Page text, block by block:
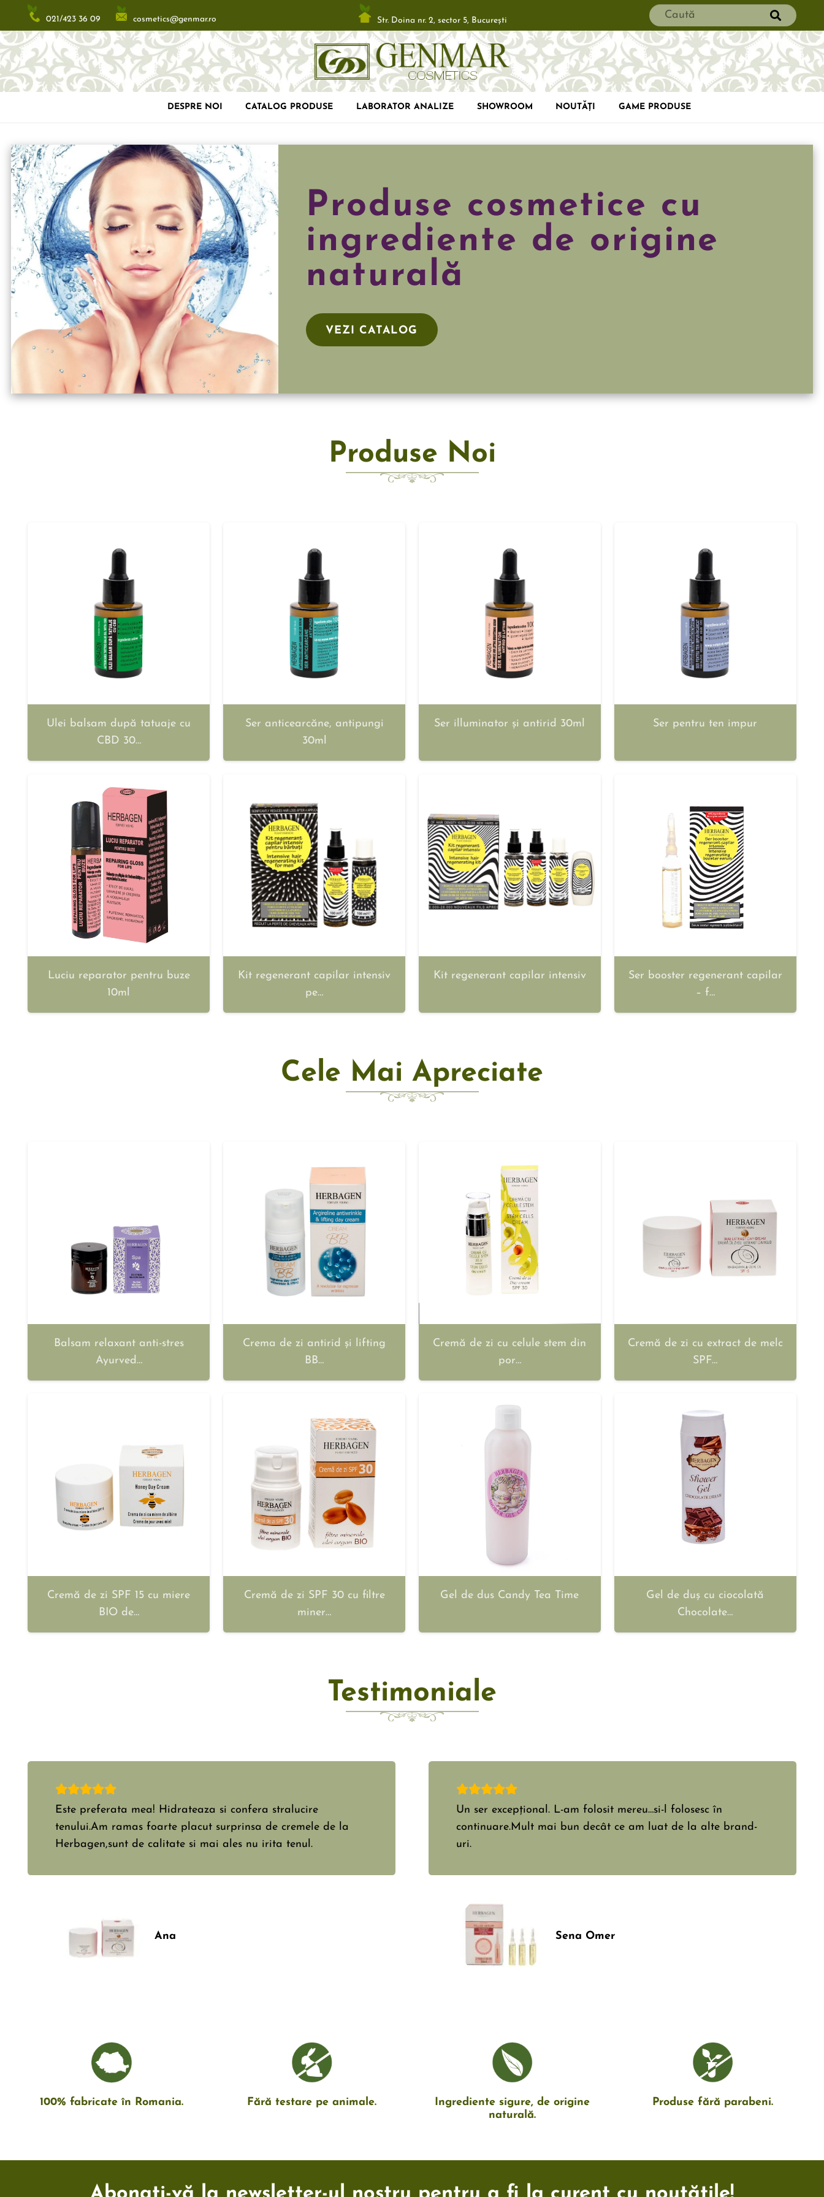
021/423 36 09 cosmetics@genmar.ro Str. Doina nr. 2, sector 5, Bucureşti
DESPRE NOI CATALOG PRODUSE LABORATOR ANALIZE SHOWROOM NOUTĂȚI GAME PRODUSE
Produse cosmetice cu
ingrediente de origine
naturală
VEZI CATALOG
Produse Noi
Ulei balsam după tatuaje cu
CBD 30…
Ser anticearcăne, antipungi
30ml
Ser illuminator și antirid 30ml Ser pentru ten impur
Luciu reparator pentru buze
10ml
Kit regenerant capilar intensiv
pe…
Kit regenerant capilar intensiv
Ser booster regenerant capilar
– f…
Cele Mai Apreciate
Balsam relaxant anti-stres
Ayurved…
Crema de zi antirid și lifting
BB…
Cremă de zi cu celule stem din
por…
Cremă de zi cu extract de melc
SPF…
Cremă de zi SPF 15 cu miere
BIO de…
Cremă de zi SPF 30 cu filtre
miner…
Gel de dus Candy Tea Time
Gel de duș cu ciocolată
Chocolate…
Testimoniale
Un ser excepțional. L-am folosit mereu…si-l folosesc în
continuare.Mult mai bun decât ce am luat de la alte brand-
uri.
Sena Omer
Miroase fabulos și persistent.L-am luat doar pt miros,numai
zic ca hidratează foarte bine.Dar ,mirosul este absolut
superb…Recomand 100%
Sena Omer
100% fabricate în Romania. Fără testare pe animale.
Ingrediente sigure, de origine
naturală.
Produse fără parabeni.